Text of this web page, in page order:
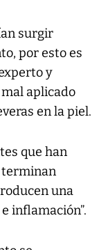
surgir
por esto es
y
aplicado
en la piel.
que han
terminan
una
inflamación”.